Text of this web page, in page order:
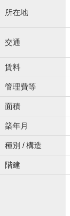
所在地
交通
賃料
管理費等
面積
築年月
種別 / 構造
階建